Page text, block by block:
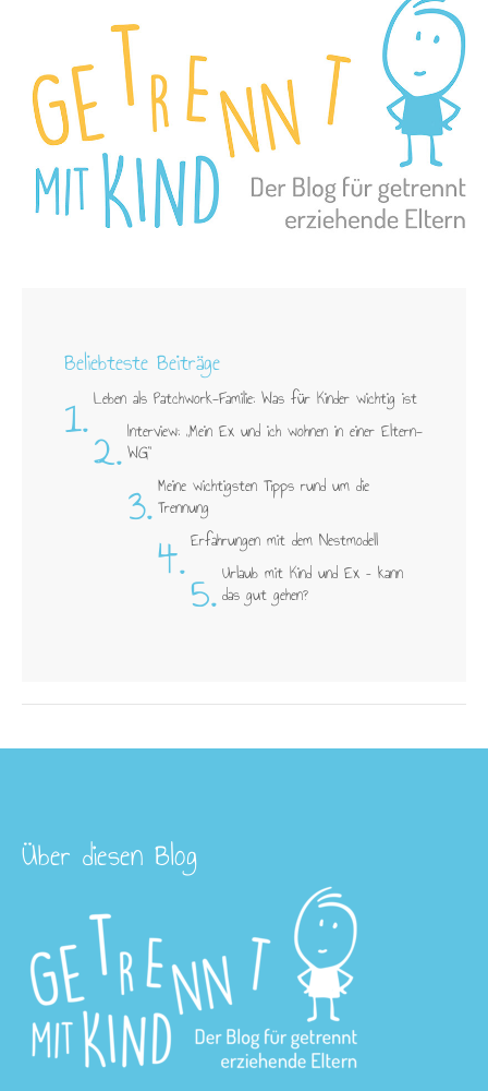
Beliebteste Beiträge
1. Leben als Patchwork-Familie: Was für Kinder wichtig ist
2. Interview: „Mein Ex und ich wohnen in einer Eltern-
WG"
3. Meine wichtigsten Tipps rund um die
Trennung
4. Erfahrungen mit dem Nestmodell
5. Urlaub mit Kind und Ex – kann
das gut gehen?
Über diesen Blog